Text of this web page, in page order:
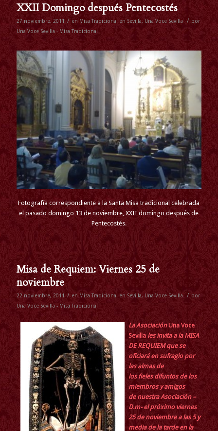
XXII Domingo después Pentecostés
27 noviembre, 2011 / en Misa Tradicional en Sevilla, Una Voce Sevilla / por
Una Voce Sevilla - Misa Tradicional
Fotografía correspondiente a la Santa Misa tradicional celebrada
el pasado domingo 13 de noviembre, XXII domingo después de
Pentecostés.
Misa de Requiem: Viernes 25 de
noviembre
22 noviembre, 2011 / enMisa Tradicional en Sevilla, Una Voce Sevilla / por
Una Voce Sevilla - Misa Tradicional
La AsociaciónUna Voce
Sevillales invita a la MISA
DE REQUIEM que se
oficiará en sufragio por
las almas de
los fieles difuntos de los
miembros y amigos
de nuestra Asociación –
D.m- el próximo viernes
25 de noviembre a las 5 y
media de la tarde en la